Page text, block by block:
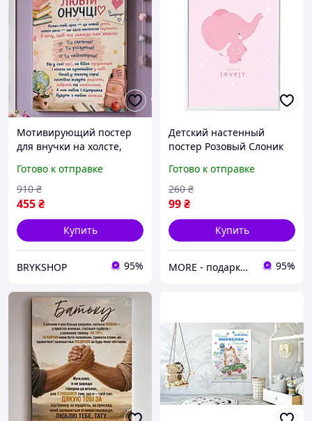
Мотивирующий постер
для внучки на холсте,
декор для детской
комнаты, картина в
подарок для внучки
Готово к отправке
455₴
910 ₴
Купить
BRYKSHOP 95%
Детский настенный
постер Розовый Слоник
Готово к отправке
99₴
260 ₴
Купить
MORE - подарки, товары для еды с собой 95%